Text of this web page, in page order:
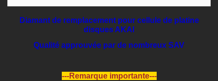
Diamant de remplacement pour cellule de platine
disques AKAI
Qualité approuvée par de nombreux SAV
---Remarque importante---